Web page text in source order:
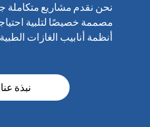
نحن نقدم مشاريع متكاملة
مصممة خصيصًا لتلبية
أنظمة أنابيب الغازات الطبية (MGPS).
نبذة عنا